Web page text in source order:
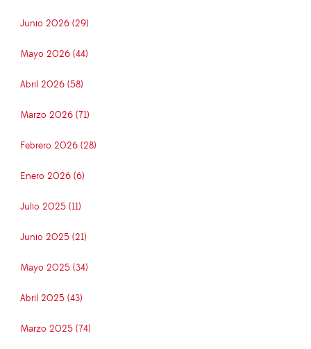
Junio 2026 (29)
Mayo 2026 (44)
Abril 2026 (58)
Marzo 2026 (71)
Febrero 2026 (28)
Enero 2026 (6)
Julio 2025 (11)
Junio 2025 (21)
Mayo 2025 (34)
Abril 2025 (43)
Marzo 2025 (74)